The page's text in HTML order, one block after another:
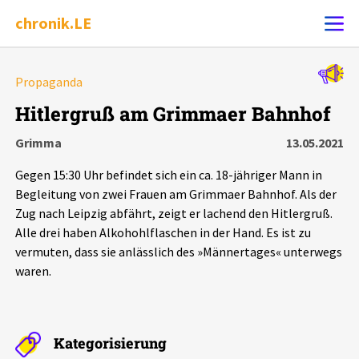
chronik.LE
Chronik
Dossiers
Leipziger Zustände
Phänomene
Propaganda
Hitlergruß am Grimmaer Bahnhof
Grimma
13.05.2021
Gegen 15:30 Uhr befindet sich ein ca. 18-jähriger Mann in
Begleitung von zwei Frauen am Grimmaer Bahnhof. Als der
Zug nach Leipzig abfährt, zeigt er lachend den Hitlergruß.
Alle drei haben Alkohohlflaschen in der Hand. Es ist zu
vermuten, dass sie anlässlich des »Männertages« unterwegs
waren.
Kategorisierung
Alle Ereignisse
7502 Ereignisse
Ereignisse
Exportieren Filter Erklärungen